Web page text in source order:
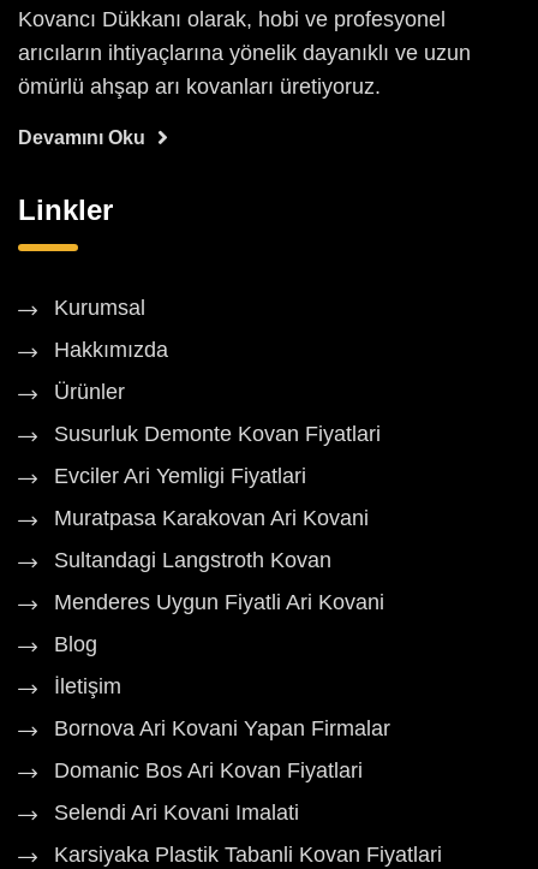
Kovancı Dükkanı olarak, hobi ve profesyonel
arıcıların ihtiyaçlarına yönelik dayanıklı ve uzun
ömürlü ahşap arı kovanları üretiyoruz.
Devamını Oku
Linkler
Kurumsal
Hakkımızda
Ürünler
Susurluk Demonte Kovan Fiyatlari
Evciler Ari Yemligi Fiyatlari
Muratpasa Karakovan Ari Kovani
Sultandagi Langstroth Kovan
Menderes Uygun Fiyatli Ari Kovani
Blog
İletişim
Bornova Ari Kovani Yapan Firmalar
Domanic Bos Ari Kovan Fiyatlari
Selendi Ari Kovani Imalati
Karsiyaka Plastik Tabanli Kovan Fiyatlari